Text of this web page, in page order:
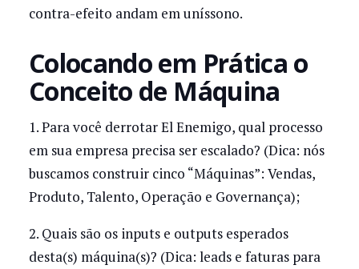
contra-efeito andam em uníssono.
Colocando em Prática o
Conceito de Máquina
1. Para você derrotar El Enemigo, qual processo
em sua empresa precisa ser escalado? (Dica: nós
buscamos construir cinco “Máquinas”: Vendas,
Produto, Talento, Operação e Governança);
2. Quais são os inputs e outputs esperados
desta(s) máquina(s)? (Dica: leads e faturas para